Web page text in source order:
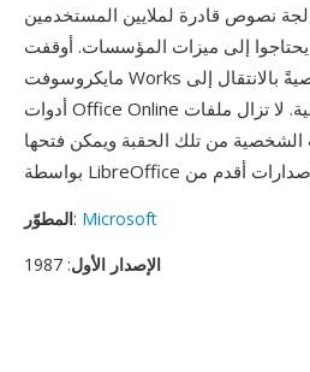
نصوص قادرة لملايين المستخدمين
يحتاجوا إلى ميزات المؤسسات. أوقفت
أدوات Office Online المجانية. لا تزال ملفات WPS موجودة في
من تلك الحقبة ويمكن فتحها
المطوّر: Microsoft
الإصدار الأول: 1987